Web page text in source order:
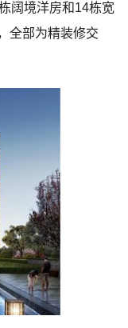
阔境洋房和14栋宽
全部为精装修交